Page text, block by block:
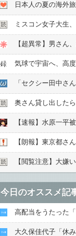
日本人の夏の海外
ミスコン女子大生
【超異常】男さん
気球で宇宙へ、高
奥さん貸し出した
【速報】水原一平
【朗報】東京都さ
【閲覧注意】大嫌
今日のオススメ記
高配当をうたった
大久保佳代子「休